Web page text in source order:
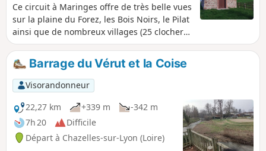
Ce circuit à Maringes offre de très belle vues
sur la plaine du Forez, les Bois Noirs, le Pilat
ainsi que de nombreux villages (25 clochers
par temps clair). Le circuit permet
également des vues à 180° sur le village de
Maringes et également de très beau
panorama sur la vallée de la Brévenne. Le
circuit passe par une chapelle construite au
17ème siècle et édifiée en l'honneur de
Saint-Roch pour avoir arrêter l'épidémie de
diphtérie.
Barrage du Vérut et la Coise
Visorandonneur
22,27 km
+339 m
-342 m
7h 20
Difficile
Départ à Chazelles-sur-Lyon (Loire)